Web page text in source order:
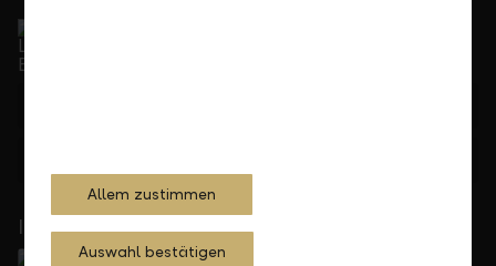
In Ihrer Nähe
Allem zustimmen
Auswahl bestätigen